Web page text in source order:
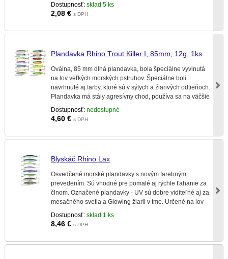
Dostupnosť:sklad 5 ks
2,08 € s DPH
Plandavka Rhino Trout Killer I, 85mm, 12g, 1ks
Oválna, 85 mm dlhá plandavka, bola špeciálne vyvinutá
na lov veľkých morských pstruhov. Špeciálne boli
navrhnuté aj farby, ktoré sú v sýtych a žiarivých odtieňoch.
Plandavka má stály agresívny chod, používa sa na väčšie
hĺbky a ďaleké nahadzovanie.
Dostupnosť: nedostupné
4,60 € s DPH
Blyskáč Rhino Lax
Osvedčené morské plandavky s novým farebným
prevedením. Sú vhodné pre pomalé aj rýchle ťahanie za
člnom. Označené plandavky - UV sú dobre viditeľné aj za
mesačného svetla a Glowing žiarii v tme. Určené na lov
Dostupnosť: sklad 1 ks
8,46 € s DPH